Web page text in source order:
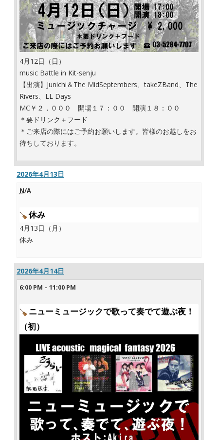
4月12日（日）
music Battle in Kit-senju
【出演】Junichi＆The MidSeptembers、takeZBand、The
Rivers、LL Days
MC￥２，０００ 開場１７：００ 開演１８：００
＊要ドリンク＋フード
＊ご来店の際にはご予約お願いします。皆様のお越しをお
待ちしております。
2026年4月13日
N/A
休み
4月13日（月）
休み
2026年4月14日
6:00 PM – 11:00 PM
ニューミュージックで歌って奏でて遊ぶ夜！
（初）